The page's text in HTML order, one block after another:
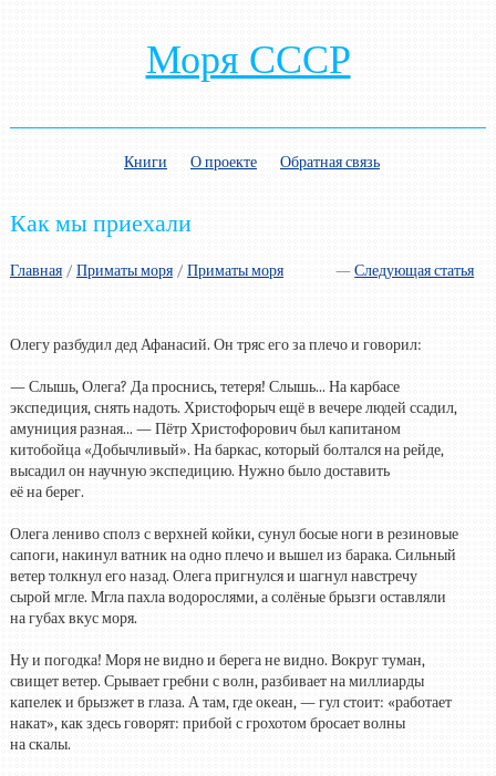
Моря СССР
Книги О проекте Обратная связь
Как мы приехали
Главная/ —Следующая статья
Приматы моря/ Приматы моря
Олегу разбудил дед Афанасий. Он тряс его за плечо и говорил:
— Слышь, Олега? Да проснись, тетеря! Слышь... На карбасе
экспедиция, снять надоть. Христофорыч ещё в вечере людей ссадил,
амуниция разная... — Пётр Христофорович был капитаном
китобойца «Добычливый». На баркас, который болтался на рейде,
высадил он научную экспедицию. Нужно было доставить
её на берег.
Олега лениво сполз с верхней койки, сунул босые ноги в резиновые
сапоги, накинул ватник на одно плечо и вышел из барака. Сильный
ветер толкнул его назад. Олега пригнулся и шагнул навстречу
сырой мгле. Мгла пахла водорослями, а солёные брызги оставляли
на губах вкус моря.
Ну и погодка! Моря не видно и берега не видно. Вокруг туман,
свищет ветер. Срывает гребни с волн, разбивает на миллиарды
капелек и брызжет в глаза. А там, где океан, — гул стоит: «работает
накат», как здесь говорят: прибой с грохотом бросает волны
на скалы.